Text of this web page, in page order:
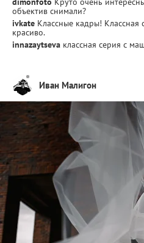
объектив снимали?
ivkate Классные кадры! Классная
красиво.
innazaytseva классная серия с
Иван Малигон